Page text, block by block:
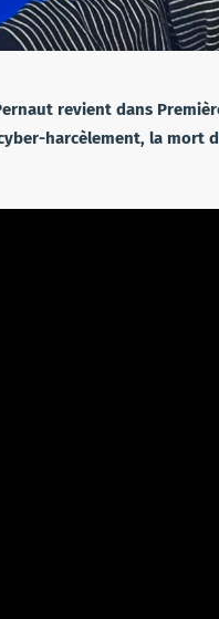
revient dans
harcèlement, la mort